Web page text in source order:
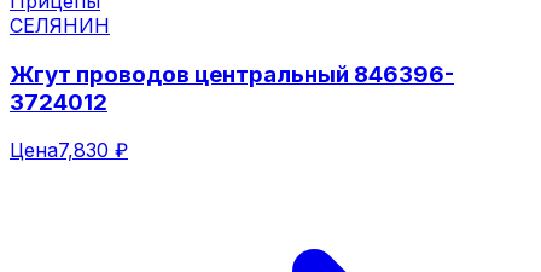
СЕЛЯНИН
Жгут проводов центральный 846396-
3724012
Цена7,830 ₽